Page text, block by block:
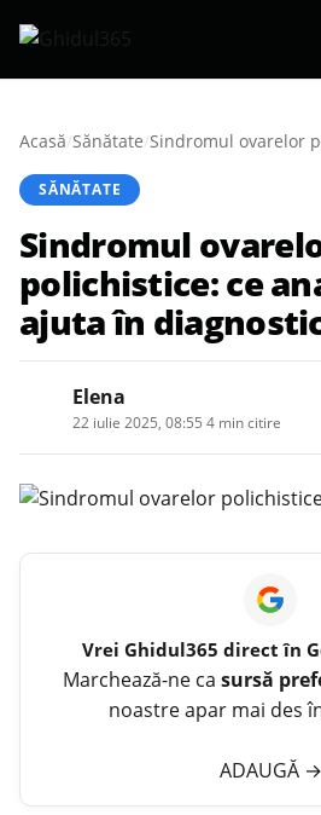
Acasă/Sănătate/
SĂNĂTATE
Sindromul
polichistice: ce
ajuta în
Elena
22 iulie 2025, 08:55 4 min citire
Vrei Ghidul365 direct în
Marchează-ne ca sursă
noastre apar mai des
ADAUGĂ →